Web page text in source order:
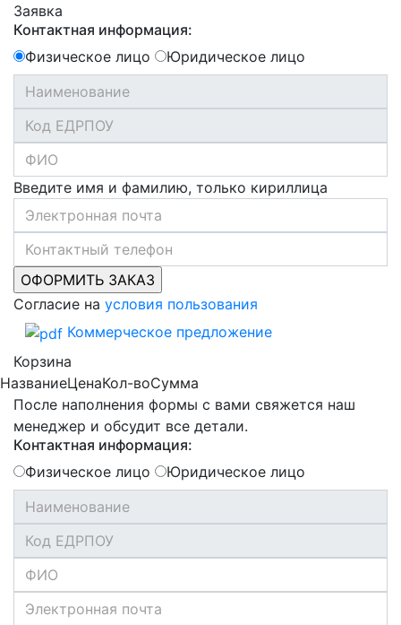
Заявка
Контактная информация:
Физическое лицо
Юридическое лицо
Введите имя и фамилию, только кириллица
Согласие на условия пользования
Коммерческое предложение
Корзина
НазваниеЦенаКол-воСумма
После наполнения формы с вами свяжется наш
менеджер и обсудит все детали.
Контактная информация:
Физическое лицо
Юридическое лицо